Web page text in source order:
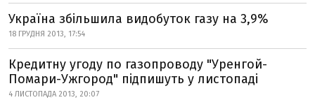
Україна збільшила видобуток газу на 3,9%
18 ГРУДНЯ 2013, 17:54
Кредитну угоду по газопроводу "Уренгой-
Помари-Ужгород" підпишуть у листопаді
4 ЛИСТОПАДА 2013, 20:07